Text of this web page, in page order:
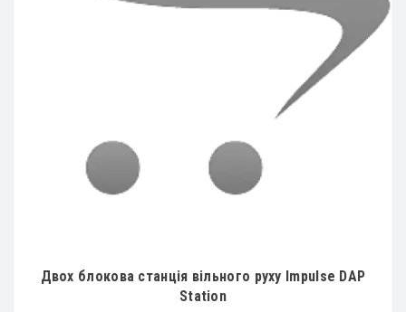
Двох блокова станція вільного руху Impulse DAP
Station